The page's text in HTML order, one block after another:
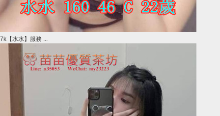
7k【水水】服務 ...